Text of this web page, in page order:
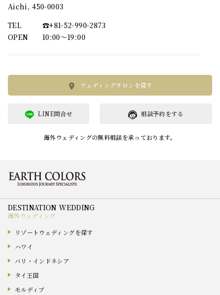
Aichi, 450-0003
TEL
☎︎+81-52-990-2873
OPEN
10:00〜19:00
ウェディングサロンを探す
相談予約をする
LINE問合せ
海外ウェディングの無料相談を承っております。
海外ウェディング
リゾートウェディングを探す
ハワイ
バリ・インドネシア
タイ王国
モルディブ